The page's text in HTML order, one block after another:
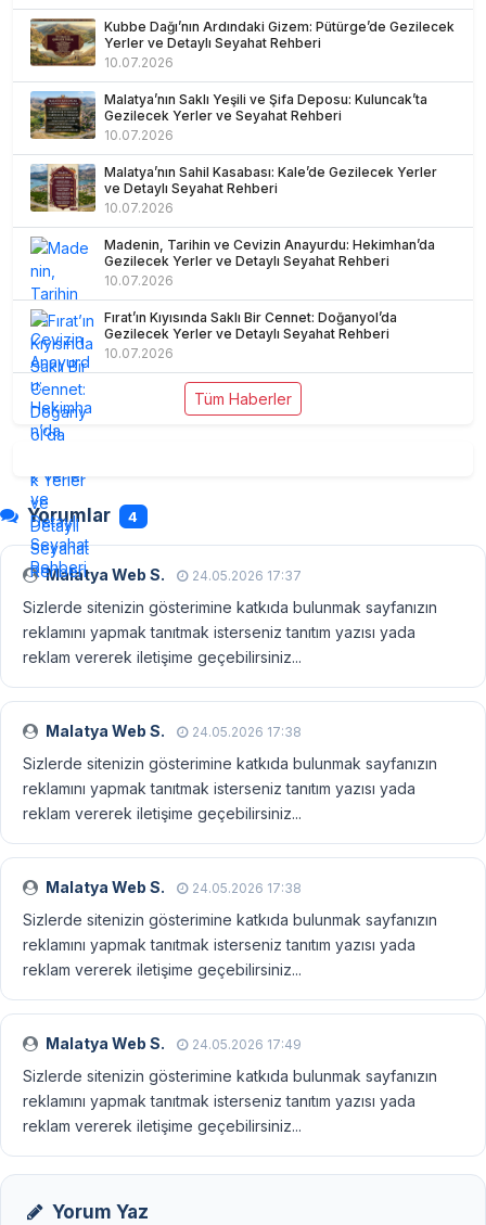
Kubbe Dağı’nın Ardındaki Gizem: Pütürge’de Gezilecek
Yerler ve Detaylı Seyahat Rehberi
10.07.2026
Malatya’nın Saklı Yeşili ve Şifa Deposu: Kuluncak’ta
Gezilecek Yerler ve Seyahat Rehberi
10.07.2026
Malatya’nın Sahil Kasabası: Kale’de Gezilecek Yerler
ve Detaylı Seyahat Rehberi
10.07.2026
Madenin, Tarihin ve Cevizin Anayurdu: Hekimhan’da
Gezilecek Yerler ve Detaylı Seyahat Rehberi
10.07.2026
Fırat’ın Kıyısında Saklı Bir Cennet: Doğanyol’da
Gezilecek Yerler ve Detaylı Seyahat Rehberi
10.07.2026
Tüm Haberler
Yorumlar 4
Malatya Web S. 24.05.2026 17:37
Sizlerde sitenizin gösterimine katkıda bulunmak sayfanızın
reklamını yapmak tanıtmak isterseniz tanıtım yazısı yada
reklam vererek iletişime geçebilirsiniz...
Malatya Web S. 24.05.2026 17:38
Sizlerde sitenizin gösterimine katkıda bulunmak sayfanızın
reklamını yapmak tanıtmak isterseniz tanıtım yazısı yada
reklam vererek iletişime geçebilirsiniz...
Malatya Web S. 24.05.2026 17:38
Sizlerde sitenizin gösterimine katkıda bulunmak sayfanızın
reklamını yapmak tanıtmak isterseniz tanıtım yazısı yada
reklam vererek iletişime geçebilirsiniz...
Malatya Web S. 24.05.2026 17:49
Sizlerde sitenizin gösterimine katkıda bulunmak sayfanızın
reklamını yapmak tanıtmak isterseniz tanıtım yazısı yada
reklam vererek iletişime geçebilirsiniz...
Yorum Yaz